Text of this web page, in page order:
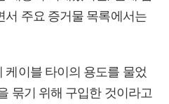
서 주요 증거물 목록에서는
케이블 타이의 용도를 물었
묶기 위해 구입한 것이라고